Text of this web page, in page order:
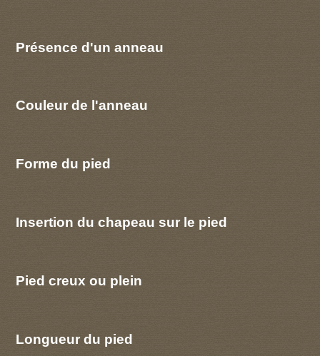
Présence d'un anneau
Couleur de l'anneau
Forme du pied
Insertion du chapeau sur le pied
Pied creux ou plein
Longueur du pied